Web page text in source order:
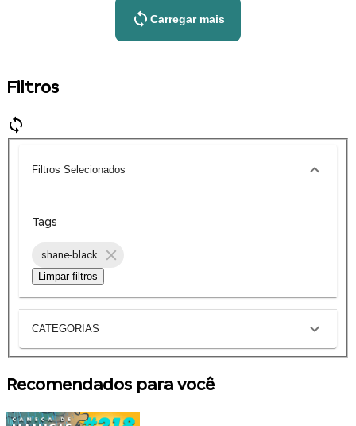
Carregar mais
Filtros
Filtros Selecionados
Tags
shane-black
Limpar filtros
CATEGORIAS
Recomendados para você